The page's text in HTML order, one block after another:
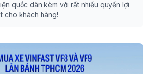
quốc dân kèm với rất nhiều quyền lợi
cho khách hàng!